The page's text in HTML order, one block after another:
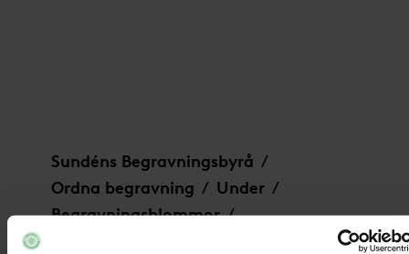
Sundéns Begravningsbyrå /
Ordna begravning / Under /
Begravningsblommor /